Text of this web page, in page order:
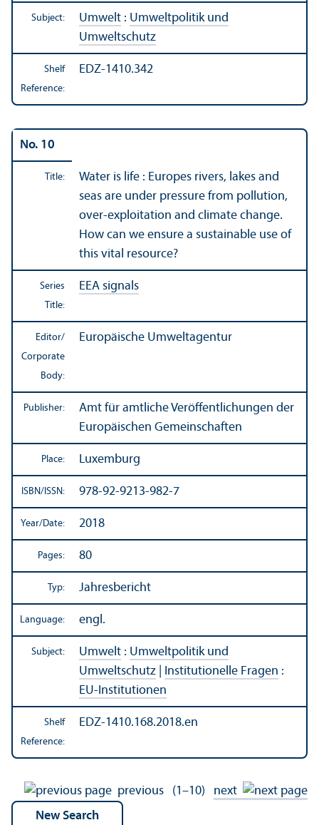
Subject: Umwelt : Umweltpolitik und
Umweltschutz
Shelf
Reference:
EDZ-1410.342
No. 10
Title:
Water is life : Europes rivers, lakes and
seas are under pressure from pollution,
over-exploitation and climate change.
How can we ensure a sustainable use of
this vital resource?
Series
Title:
EEA signals
Editor/
Corporate
Body:
Europäische Umweltagentur
Publisher:
Amt für amtliche Veröffentlichungen der
Europäischen Gemeinschaften
Place: Luxemburg
ISBN/ISSN: 978-92-9213-982-7
Year/Date: 2018
Pages: 80
Typ: Jahresbericht
Language: engl.
Subject: Umwelt : Umweltpolitik und
Umweltschutz
Institutionelle Fragen :
EU-Institutionen
Shelf
Reference:
EDZ-1410.168.2018.en
previous (1–10) next